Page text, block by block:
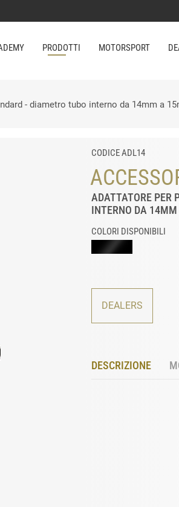
PRODOTTI MOTORSPORT
- diametro tubo interno da 14mm a
CODICE ADL14
ADATTATORE PER
INTERNO DA
COLORI DISPONIBILI
DEALERS
DESCRIZIONE